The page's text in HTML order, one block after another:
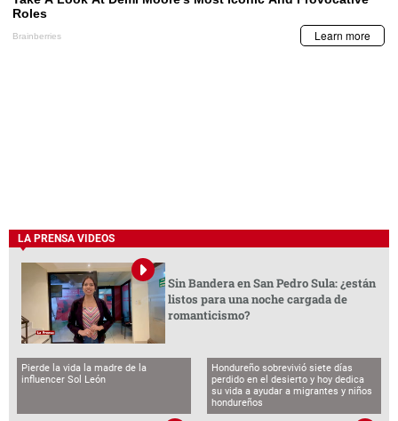
LA PRENSA VIDEOS
Sin Bandera en San Pedro Sula: ¿están
listos para una noche cargada de
romanticismo?
Pierde la vida la madre de la
influencer Sol León
Hondureño sobrevivió siete días
perdido en el desierto y hoy dedica
su vida a ayudar a migrantes y niños
hondureños